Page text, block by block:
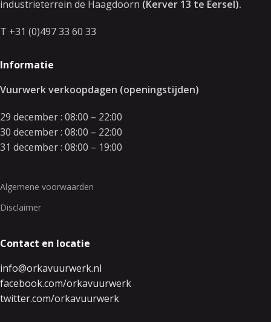
industrieterrein de Haagdoorn (Kerver 13 te Eersel).
T +31 (0)497 33 60 33
Informatie
Vuurwerk verkoopdagen (openingstijden)
29 december : 08:00 – 22:00
30 december : 08:00 – 22:00
31 december : 08:00 – 19:00
Algemene voorwaarden
Disclaimer
Contact en locatie
info@orkavuurwerk.nl
facebook.com/orkavuurwerk
twitter.com/orkavuurwerk